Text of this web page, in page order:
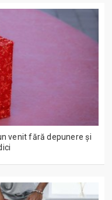
venit fără depunere și